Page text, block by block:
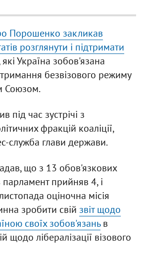
Порошенко закликав
розглянути і підтримати
які Україна зобов'язана
безвізового режиму
Союзом.
під час зустрічі з
фракцій коаліції,
служба глави держави.
що з 13 обов'язкових
парламент прийняв 4, і
оціночна місія
зробити свій звіт щодо
своїх зобов'язаньв
щодо лібералізації візового